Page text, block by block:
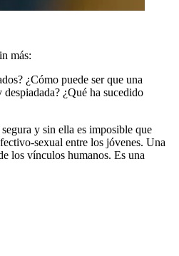
más:
¿Cómo puede ser que una
¿Qué ha sucedido
y sin ella es imposible que
sexual entre los jóvenes. Una
los vínculos humanos. Es una